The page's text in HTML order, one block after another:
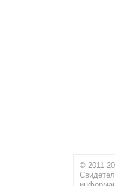
© 2011-